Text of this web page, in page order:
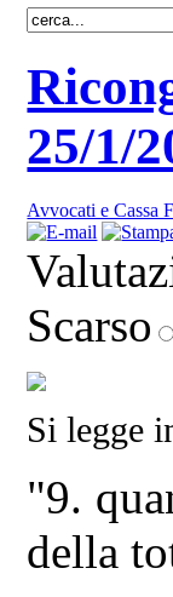
25/1/
Avvocati e Cassa
Scarso
Si legge
"9.
della